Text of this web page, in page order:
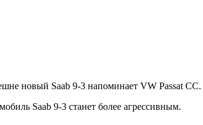
новый Saab 9-3 напоминает VW Passat CC.
Saab 9-3 станет более агрессивным.